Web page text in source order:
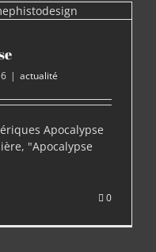
| actualité
Apocalypse
"Apocalypse
0